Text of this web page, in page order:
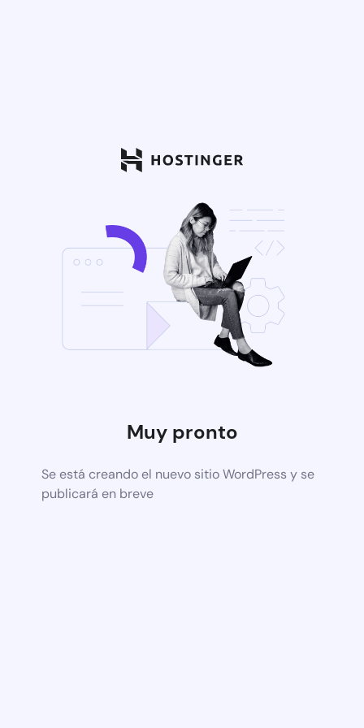
Muy pronto
Se está creando el nuevo sitio WordPress y se
publicará en breve